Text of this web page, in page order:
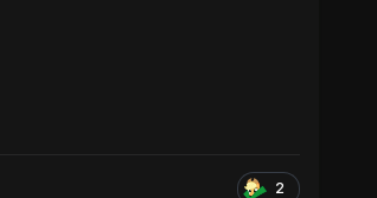
2